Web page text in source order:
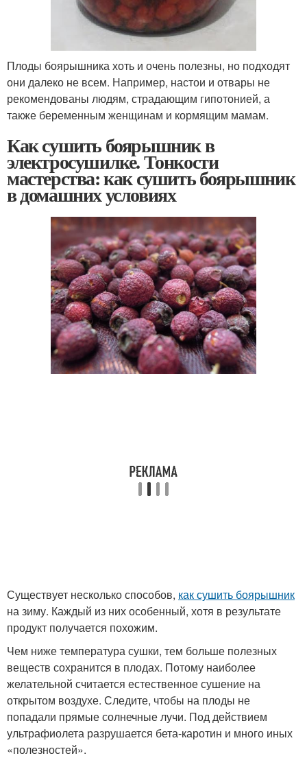
Плоды боярышника хоть и очень полезны, но подходят
они далеко не всем. Например, настои и отвары не
рекомендованы людям, страдающим гипотонией, а
также беременным женщинам и кормящим мамам.
Как сушить боярышник в
электросушилке. Тонкости
мастерства: как сушить боярышник
в домашних условиях
Существует несколько способов, как сушить боярышник
на зиму. Каждый из них особенный, хотя в результате
продукт получается похожим.
Чем ниже температура сушки, тем больше полезных
веществ сохранится в плодах. Потому наиболее
желательной считается естественное сушение на
открытом воздухе. Следите, чтобы на плоды не
попадали прямые солнечные лучи. Под действием
ультрафиолета разрушается бета-каротин и много иных
«полезностей».